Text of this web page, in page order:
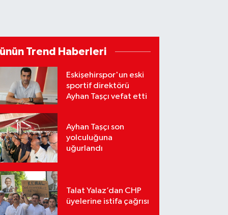
Trend Haberleri
Eskişehirspor'un eski
sportif direktörü
Ayhan Taşçı vefat etti
Ayhan Taşçı son
yolculuğuna
uğurlandı
Talat Yalaz’dan CHP
üyelerine istifa çağrısı